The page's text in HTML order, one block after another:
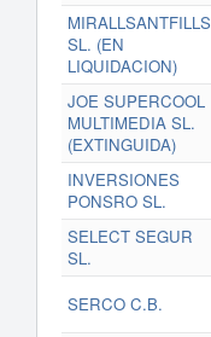
MIRALLSANTFILLS
SL. (EN
LIQUIDACION)
JOE SUPERCOOL
MULTIMEDIA SL.
(EXTINGUIDA)
INVERSIONES
PONSRO SL.
SELECT SEGUR
SL.
SERCO C.B.